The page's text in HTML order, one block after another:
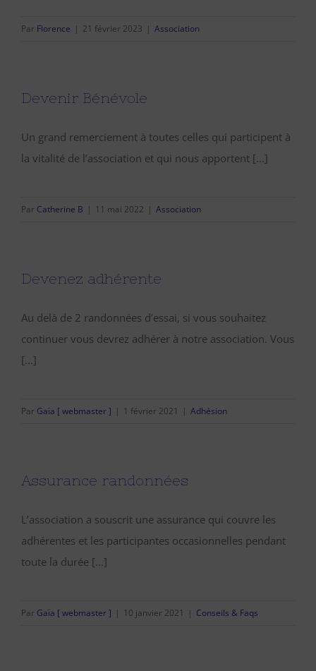
Par Florence | 21 février 2023 | Association
Devenir Bénévole
Un grand remerciement à toutes celles qui participent à
la vitalité de l’association et qui nous apportent [...]
Par Catherine B | 11 mai 2022 | Association
Devenez adhérente
Au delà de 2 randonnées d’essai, si vous souhaitez
continuer vous devrez adhérer à notre association. Vous
[...]
Par Gaïa [ webmaster ] | 1 février 2021 | Adhésion
Assurance randonnées
L’association a souscrit une assurance qui couvre les
adhérentes et les participantes occasionnelles pendant
toute la durée [...]
Par Gaïa [ webmaster ] | 10 janvier 2021 | Conseils & Faqs